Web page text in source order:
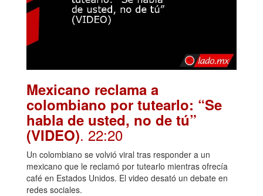
Mexicano reclama a
colombiano por tutearlo: “Se
habla de usted, no de tú”
(VIDEO). 22:20
Un colombiano se volvió viral tras responder a un
mexicano que le reclamó por tutearlo mientras ofrecía
café en Estados Unidos. El video desató un debate en
redes sociales.